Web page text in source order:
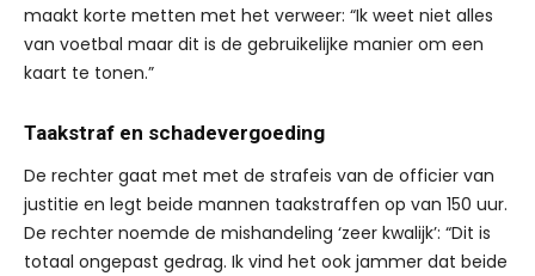
maakt korte metten met het verweer: “Ik weet niet alles
van voetbal maar dit is de gebruikelijke manier om een
kaart te tonen.”
Taakstraf en schadevergoeding
De rechter gaat met met de strafeis van de officier van
justitie en legt beide mannen taakstraffen op van 150 uur.
De rechter noemde de mishandeling ‘zeer kwalijk’: “Dit is
totaal ongepast gedrag. Ik vind het ook jammer dat beide